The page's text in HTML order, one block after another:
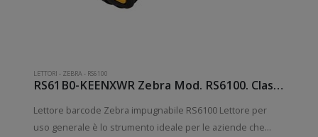
LETTORI - ZEBRA- RS6100
RS61B0-KEENXWR Zebra Mod. RS6100. Classificazione: Impugnabile.
Lettore barcode Zebra impugnabile RS6100 Lettore per
uso generale è lo strumento ideale per le aziende che